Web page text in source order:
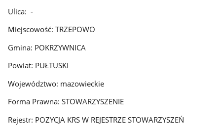
Ulica: -
Miejscowość: TRZEPOWO
Gmina: POKRZYWNICA
Powiat: PUŁTUSKI
Województwo: mazowieckie
Forma Prawna: STOWARZYSZENIE
Rejestr: POZYCJA KRS W REJESTRZE STOWARZYSZEŃ